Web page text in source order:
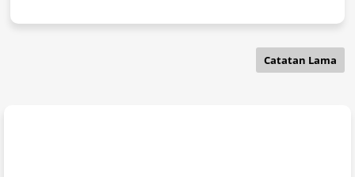
Catatan Lama